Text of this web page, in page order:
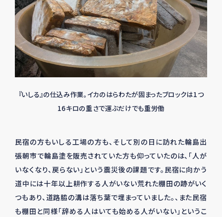
『いしる』の仕込み作業。イカのはらわたが固まったブロックは1つ
16キロの重さで運ぶだけでも重労働
民宿の方もいしる工場の方も、そして別の日に訪れた輪島出
張朝市で輪島塗を販売されていた方も仰っていたのは、「人が
いなくなり、戻らない」という震災後の課題です。民宿に向かう
道中には十年以上耕作する人がいない荒れた棚田の跡がいく
つもあり、道路脇の溝は落ち葉で埋まっていました。、また民宿
も棚田と同様「辞める人はいても始める人がいない」というこ